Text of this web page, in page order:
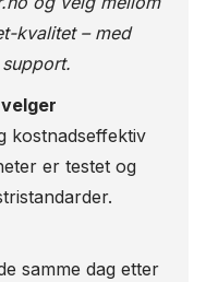
kvalitet – med
kostnadseffektiv
er testet og
samme dag etter